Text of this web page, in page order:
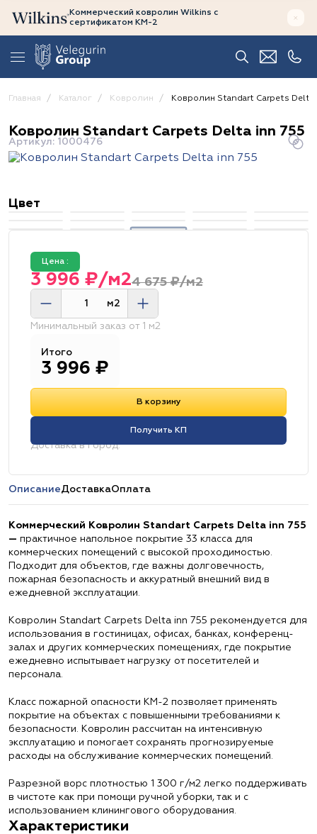
Коммерческий ковролин Wilkins с
сертификатом КМ-2
Главная Каталог Ковролин Ковролин Standart Carpets Delta
Ковролин Standart Carpets Delta inn 755
Артикул: 1000476
Цвет
Цена :
4 675 ₽/м2
3 996 ₽/м2
м2
Минимальный заказ от 1 м2
Итого
3 996 ₽
В корзину
Получить КП
Доставка в город:
ОписаниеДоставкаОплата
Коммерческий Ковролин Standart Carpets Delta inn 755
— практичное напольное покрытие 33 класса для
коммерческих помещений с высокой проходимостью.
Подходит для объектов, где важны долговечность,
пожарная безопасность и аккуратный внешний вид в
ежедневной эксплуатации.
Ковролин Standart Carpets Delta inn 755 рекомендуется для
использования в гостиницах, офисах, банках, конференц-
залах и других коммерческих помещениях, где покрытие
ежедневно испытывает нагрузку от посетителей и
персонала.
Класс пожарной опасности КМ-2 позволяет применять
покрытие на объектах с повышенными требованиями к
безопасности. Ковролин рассчитан на интенсивную
эксплуатацию и помогает сохранять прогнозируемые
расходы на обслуживание коммерческих помещений.
Разрезной ворс плотностью 1 300 г/м2 легко поддерживать
в чистоте как при помощи ручной уборки, так и с
использованием клинингового оборудования.
Характеристики